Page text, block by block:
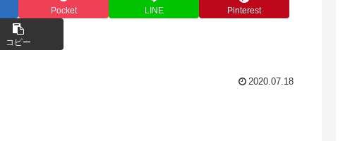
Pocket LINE Pinterest
コピー
2020.07.18